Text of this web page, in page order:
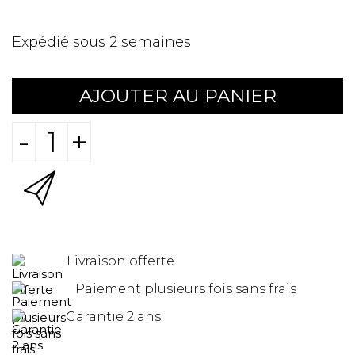
Expédié sous 2 semaines
AJOUTER AU PANIER
- +
Livraison offerte
Paiement plusieurs fois sans frais
Garantie 2 ans